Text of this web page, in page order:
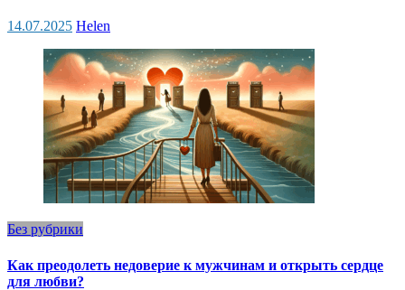
14.07.2025 Helen
Без рубрики
Как преодолеть недоверие к мужчинам и открыть сердце
для любви?